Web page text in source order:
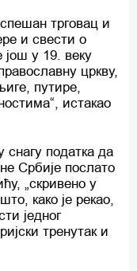
трговац и
и свести о
још у 19. веку
цркву,
путире,
истакао
снагу податка да
Србије послато
„скривено у
како је рекао,
једног
тренутак и